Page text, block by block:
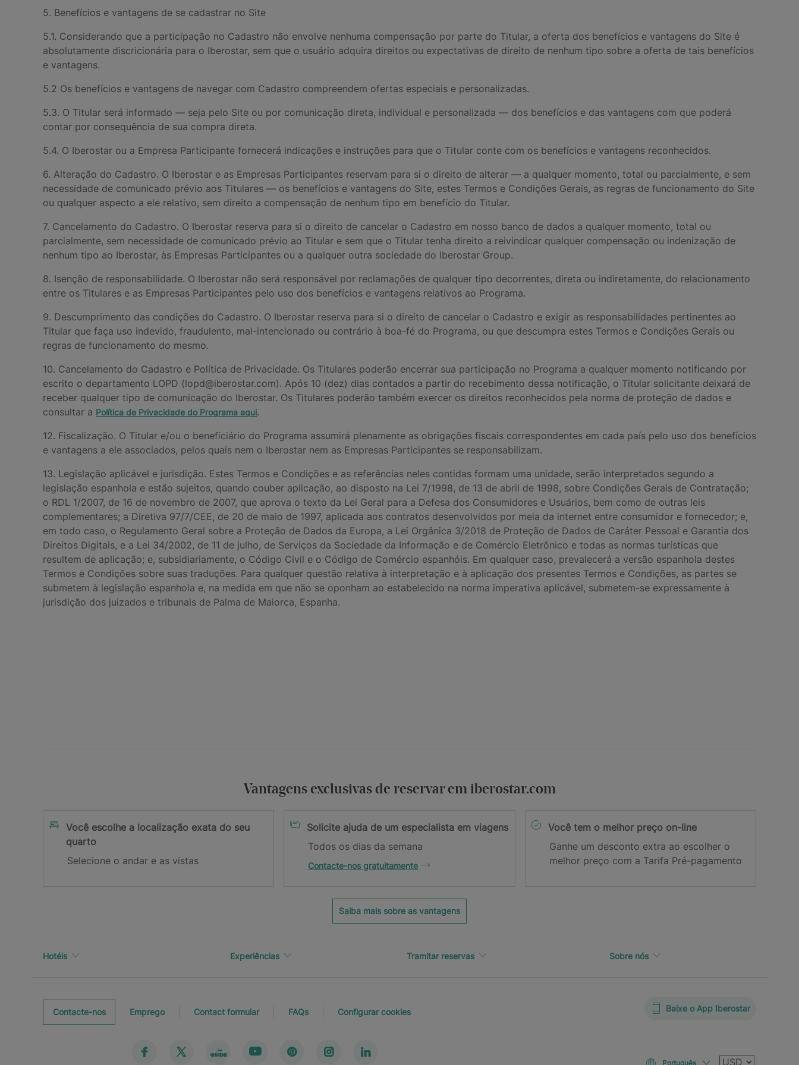
5. Benefícios e vantagens de se cadastrar no Site
5.1. Considerando que a participação no Cadastro não envolve nenhuma compensação por parte do Titular, a oferta dos benefícios e vantagens do Site é
absolutamente discricionária para o Iberostar, sem que o usuário adquira direitos ou expectativas de direito de nenhum tipo sobre a oferta de tais benefícios
e vantagens.
5.2 Os benefícios e vantagens de navegar com Cadastro compreendem ofertas especiais e personalizadas.
5.3. O Titular será informado — seja pelo Site ou por comunicação direta, individual e personalizada — dos benefícios e das vantagens com que poderá
contar por consequência de sua compra direta.
5.4. O Iberostar ou a Empresa Participante fornecerá indicações e instruções para que o Titular conte com os benefícios e vantagens reconhecidos.
6. Alteração do Cadastro. O Iberostar e as Empresas Participantes reservam para si o direito de alterar — a qualquer momento, total ou parcialmente, e sem
necessidade de comunicado prévio aos Titulares — os benefícios e vantagens do Site, estes Termos e Condições Gerais, as regras de funcionamento do Site
ou qualquer aspecto a ele relativo, sem direito a compensação de nenhum tipo em benefício do Titular.
7. Cancelamento do Cadastro. O Iberostar reserva para si o direito de cancelar o Cadastro em nosso banco de dados a qualquer momento, total ou
parcialmente, sem necessidade de comunicado prévio ao Titular e sem que o Titular tenha direito a reivindicar qualquer compensação ou indenização de
nenhum tipo ao Iberostar, às Empresas Participantes ou a qualquer outra sociedade do Iberostar Group.
8. Isenção de responsabilidade. O Iberostar não será responsável por reclamações de qualquer tipo decorrentes, direta ou indiretamente, do relacionamento
entre os Titulares e as Empresas Participantes pelo uso dos benefícios e vantagens relativos ao Programa.
9. Descumprimento das condições do Cadastro. O Iberostar reserva para si o direito de cancelar o Cadastro e exigir as responsabilidades pertinentes ao
Titular que faça uso indevido, fraudulento, mal-intencionado ou contrário à boa-fé do Programa, ou que descumpra estes Termos e Condições Gerais ou
regras de funcionamento do mesmo.
10. Cancelamento do Cadastro e Política de Privacidade. Os Titulares poderão encerrar sua participação no Programa a qualquer momento notificando por
escrito o departamento LOPD (lopd@iberostar.com). Após 10 (dez) dias contados a partir do recebimento dessa notificação, o Titular solicitante deixará de
receber qualquer tipo de comunicação do Iberostar. Os Titulares poderão também exercer os direitos reconhecidos pela norma de proteção de dados e
consultar a Política de Privacidade do Programa aqui.
12. Fiscalização. O Titular e/ou o beneficiário do Programa assumirá plenamente as obrigações fiscais correspondentes em cada país pelo uso dos benefícios
e vantagens a ele associados, pelos quais nem o Iberostar nem as Empresas Participantes se responsabilizam.
13. Legislação aplicável e jurisdição. Estes Termos e Condições e as referências neles contidas formam uma unidade, serão interpretados segundo a
legislação espanhola e estão sujeitos, quando couber aplicação, ao disposto na Lei 7/1998, de 13 de abril de 1998, sobre Condições Gerais de Contratação;
o RDL 1/2007, de 16 de novembro de 2007, que aprova o texto da Lei Geral para a Defesa dos Consumidores e Usuários, bem como de outras leis
complementares; a Diretiva 97/7/CEE, de 20 de maio de 1997, aplicada aos contratos desenvolvidos por meia da internet entre consumidor e fornecedor; e,
em todo caso, o Regulamento Geral sobre a Proteção de Dados da Europa, a Lei Orgânica 3/2018 de Proteção de Dados de Caráter Pessoal e Garantia dos
Direitos Digitais, e a Lei 34/2002, de 11 de julho, de Serviços da Sociedade da Informação e de Comércio Eletrônico e todas as normas turísticas que
resultem de aplicação; e, subsidiariamente, o Código Civil e o Código de Comércio espanhóis. Em qualquer caso, prevalecerá a versão espanhola destes
Termos e Condições sobre suas traduções. Para qualquer questão relativa à interpretação e à aplicação dos presentes Termos e Condições, as partes se
submetem à legislação espanhola e, na medida em que não se oponham ao estabelecido na norma imperativa aplicável, submetem-se expressamente à
jurisdição dos juizados e tribunais de Palma de Maiorca, Espanha.
Termos e Condições
Obrigado por se inscrever!
Vantagens exclusivas de reservar em iberostar.com
Você escolhe a localização exata do seu
quarto
Selecione o andar e as vistas
Solicite ajuda de um especialista em viagens
Todos os dias da semana
Contacte-nos gratuitamente
Você tem o melhor preço on-line
Ganhe um desconto extra ao escolher o
melhor preço com a Tarifa Pré-pagamento
Saiba mais sobre as vantagens
Hotéis Experiências Tramitar reservas Sobre nós
Contacte-nos Emprego Contact formular FAQs Configurar cookies
Português Moeda
Baixe o App Iberostar